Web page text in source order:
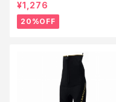
¥1,276
20%OFF